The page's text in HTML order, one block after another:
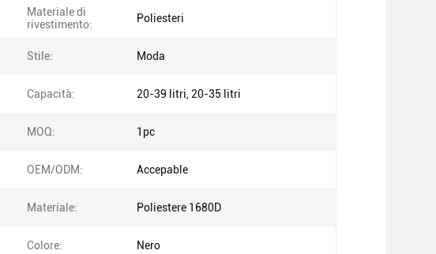
Materiale di
rivestimento:
Poliesteri
Stile: Moda
Capacità: 20-39 litri, 20-35 litri
MOQ: 1pc
OEM/ODM: Accepable
Materiale: Poliestere 1680D
Colore: Nero